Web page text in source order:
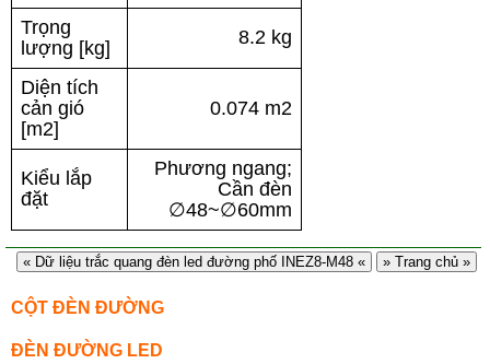
Trọng
lượng [kg]
8.2 kg
Diện tích
cản gió
[m2]
0.074 m2
Kiểu lắp
đặt
Phương ngang;
Cần đèn
∅48~∅60mm
« Dữ liệu trắc quang đèn led đường phố INEZ8-M48 « » Trang chủ »
CỘT ĐÈN ĐƯỜNG
ĐÈN ĐƯỜNG LED